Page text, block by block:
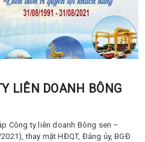
LIÊN DOANH BÔNG
Công ty liên doanh Bông sen –
thay mặt HĐQT, Đảng ủy, BGĐ